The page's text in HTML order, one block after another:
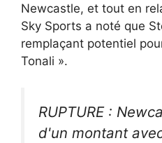
Newcastle, et tout en
Sky Sports a noté que
remplaçant potentiel
Tonali ».
RUPTURE :
d'un montant